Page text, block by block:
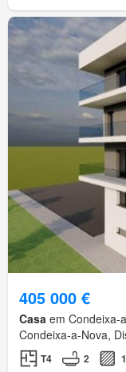
405 000 €
Casa em Condeixa-
Condeixa-a-Nova,
T4 2